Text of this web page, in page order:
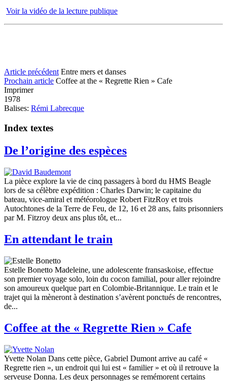
Voir la vidéo de la lecture publique
Article précédent Entre mers et danses
Prochain article Coffee at the « Regrette Rien » Cafe
Imprimer
1978
Balises: Rémi Labrecque
Index textes
De l’origine des espèces
La pièce explore la vie de cinq passagers à bord du HMS Beagle
lors de sa célèbre expédition : Charles Darwin; le capitaine du
bateau, vice-amiral et météorologue Robert FitzRoy et trois
Autochtones de la Terre de Feu, de 12, 16 et 28 ans, faits prisonniers
par M. Fitzroy deux ans plus tôt, et...
En attendant le train
Estelle Bonetto Madeleine, une adolescente fransaskoise, effectue
son premier voyage solo, loin du cocon familial, pour aller rejoindre
son amoureux quelque part en Colombie-Britannique. Le train et le
trajet qui la mèneront à destination s’avèrent ponctués de rencontres,
de...
Coffee at the « Regrette Rien » Cafe
Yvette Nolan Dans cette pièce, Gabriel Dumont arrive au café «
Regrette rien », un endroit qui lui est « familier » et où il retrouve la
serveuse Donna. Les deux personnages se remémorent certains